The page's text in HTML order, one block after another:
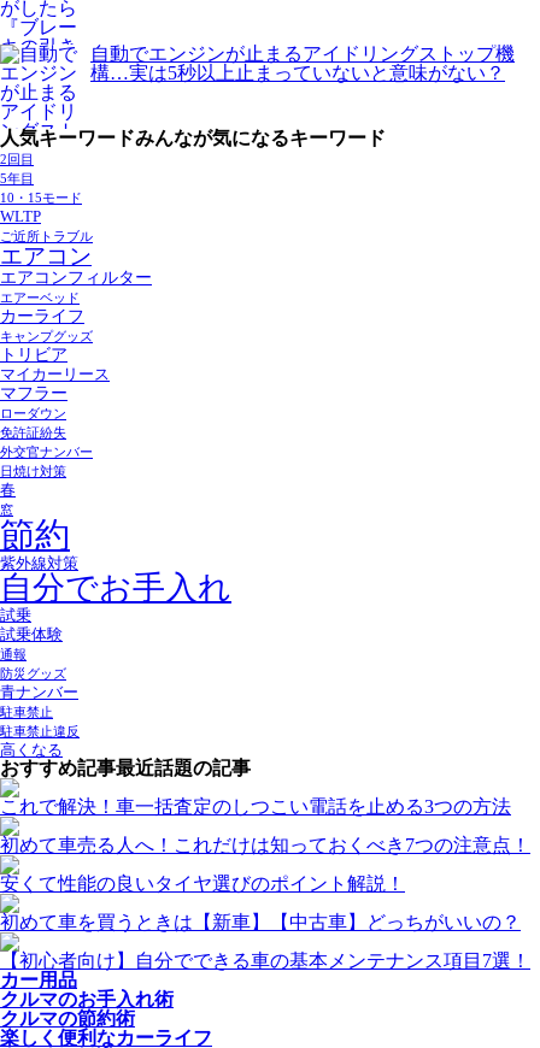
自動でエンジンが止まるアイドリングストップ機
構…実は5秒以上止まっていないと意味がない？
人気キーワードみんなが気になるキーワード
2回目
5年目
10・15モード
WLTP
ご近所トラブル
エアコン
エアコンフィルター
エアーベッド
カーライフ
キャンプグッズ
トリビア
マイカーリース
マフラー
ローダウン
免許証紛失
外交官ナンバー
日焼け対策
春
窓
節約
紫外線対策
自分でお手入れ
試乗
試乗体験
通報
防災グッズ
青ナンバー
駐車禁止
駐車禁止違反
高くなる
おすすめ記事最近話題の記事
これで解決！車一括査定のしつこい電話を止める3つの方法
初めて車売る人へ！これだけは知っておくべき7つの注意点！
安くて性能の良いタイヤ選びのポイント解説！
初めて車を買うときは【新車】【中古車】どっちがいいの？
【初心者向け】自分でできる車の基本メンテナンス項目7選！
カー用品
クルマのお手入れ術
クルマの節約術
楽しく便利なカーライフ